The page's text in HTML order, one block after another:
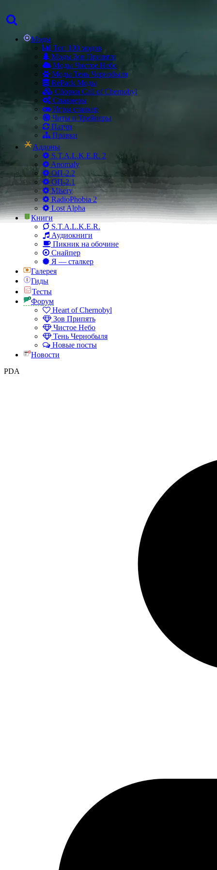
Моды
Топ 100 модов
Моды Зов Припяти
Моды Чистое Небо
Моды Тень Чернобыля
RePack Моды
Сборки Call of Chernobyl
Спавнеры
Игры сталкер
Читы и Трейнеры
Патчи
Правки
Аддоны
S.T.A.L.K.E.R. 2
Anomaly
ОП-2.2
ОП-2.1
Misery
RadioPhobia 2
Lost Alpha
Книги
S.T.A.L.K.E.R.
Аудиокниги
Пикник на обочине
Снайпер
Я — сталкер
Галерея
Гиды
Тесты
Форум
Heart of Chernobyl
Зов Припять
Чистое Небо
Тень Чернобыля
Новые посты
Новости
PDA